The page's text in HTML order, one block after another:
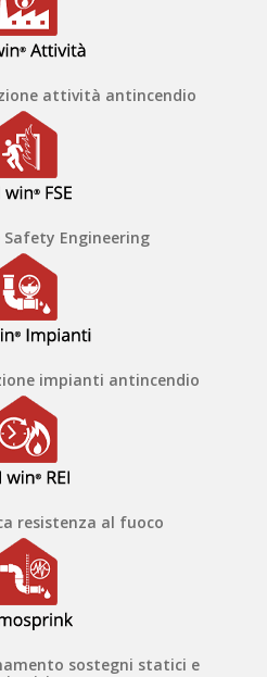
attività antincendio
Engineering
impianti antincendio
resistenza al fuoco
sostegni statici e